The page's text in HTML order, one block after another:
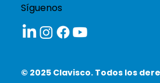
Síguenos
© 2025 Clavisco. Todos los